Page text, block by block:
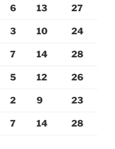
6 13 27
3 10 24
7 14 28
5 12 26
2 9 23
7 14 28